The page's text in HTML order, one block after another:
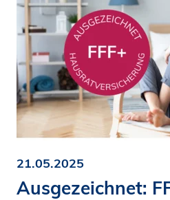
21.05.2025
Ausgezeichnet: